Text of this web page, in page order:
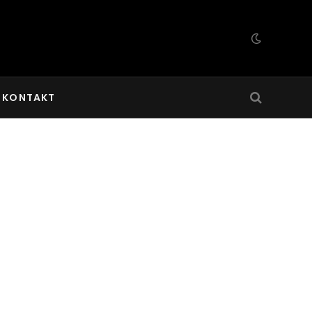
KONTAKT